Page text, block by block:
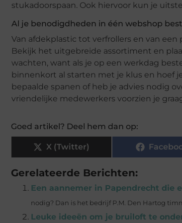
stukadoorspaan. Ook hiervoor kun je
Al je benodigdheden in één webshop
Van afdekplastic tot verfrollers en van
Bekijk het uitgebreide assortiment en
wachten, want als je op een werkdag
binnenkort al starten met je klus en hoef
bepaalde spanen of heb je advies nodig
vriendelijke medewerkers voorzien je
Goed artikel? Deel hem dan op:
X (Twitter)
Gerelateerde Berichten:
Een aannemer in Papendrecht
nodig? Dan is het bedrijf P.M. Den Hartog
Leuke ideeën om je bruiloft te